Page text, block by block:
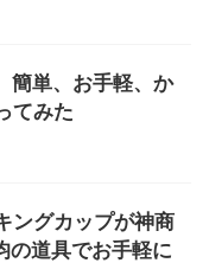
単、お手軽、か
てみた
ングカップが神商
道具でお手軽に